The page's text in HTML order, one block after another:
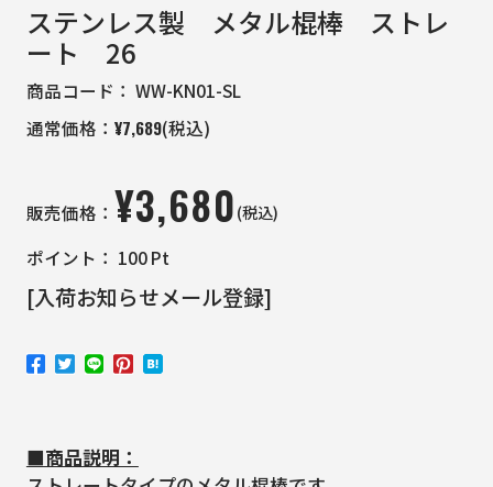
ステンレス製 メタル棍棒 ストレ
ート 26
商品コード： WW-KN01-SL
通常価格： ¥7,689(税込)
販売価格： ¥3,680(税込)
ポイント： 100Pt
[入荷お知らせメール登録]
■商品説明：